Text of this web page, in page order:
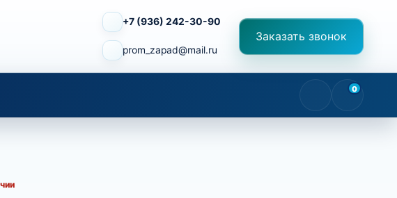
+7 (936) 242-30-90
prom_zapad@mail.ru
Заказать звонок
0